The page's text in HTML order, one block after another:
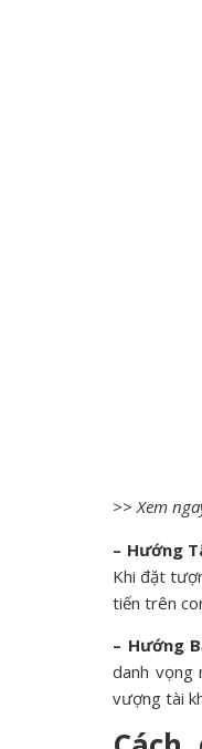
>> Xem
– Hướng
Khi đặt
tiến trên
– Hướng
danh vọng
vượng tài